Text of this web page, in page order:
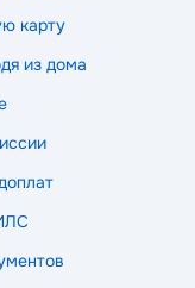
карту
из дома